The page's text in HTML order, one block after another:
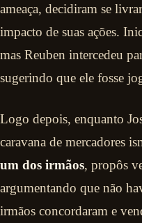
ameaça, decidiram se
impacto de suas ações.
mas Reuben intercedeu
sugerindo que ele fosse
Logo depois, enquanto
caravana de mercadores
um dos irmãos, propôs
argumentando que não
irmãos concordaram e